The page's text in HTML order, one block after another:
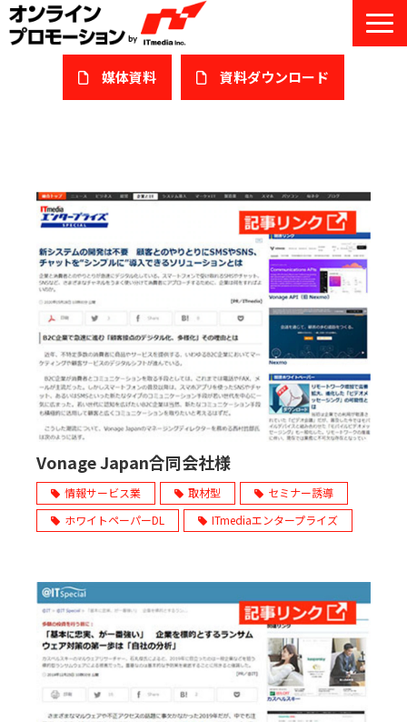
媒体資料 ​資料ダウンロード
サービスガイド/お役立ち資料
課題/ターゲット別で探す
オンライン展示会/協賛ウェビナー
導入事例
セミナー情報/ブログ
販売パートナー募集
Vonage Japan合同会社様
情報サービス業 取材型
セミナー誘導
ホワイトペーパーDL
ITmediaエンタープライズ